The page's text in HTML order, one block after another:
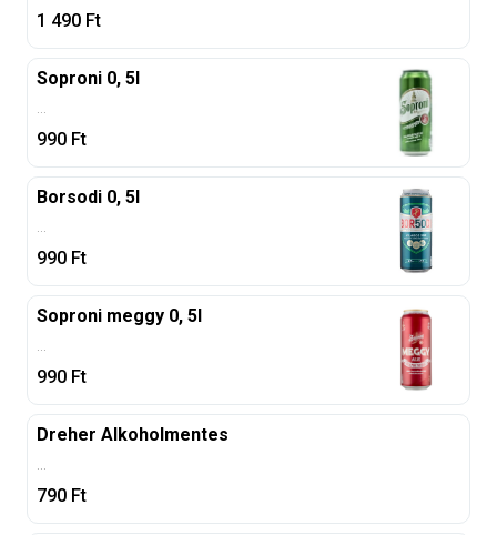
1 490 Ft
Soproni 0, 5l
...
990 Ft
Borsodi 0, 5l
...
990 Ft
Soproni meggy 0, 5l
...
990 Ft
Dreher Alkoholmentes
...
790 Ft